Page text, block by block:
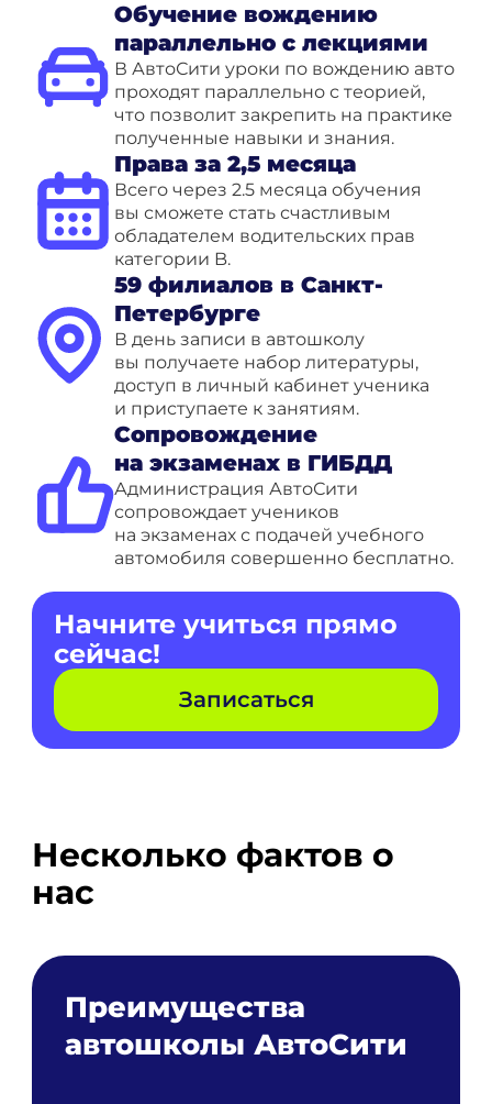
Обучение вождению
параллельно с лекциями
В АвтоСити уроки по вождению авто
проходят параллельно с теорией,
что позволит закрепить на практике
полученные навыки и знания.
Права за 2,5 месяца
Всего через 2.5 месяца обучения
вы сможете стать счастливым
обладателем водительских прав
категории B.
59 филиалов в Санкт-
Петербурге
В день записи в автошколу
вы получаете набор литературы,
доступ в личный кабинет ученика
и приступаете к занятиям.
Сопровождение
на экзаменах в ГИБДД
Администрация АвтоСити
сопровождает учеников
на экзаменах с подачей учебного
автомобиля совершенно бесплатно.
Начните учиться прямо
сейчас!
Записаться
Несколько фактов о
нас
Преимущества
автошколы АвтоСити